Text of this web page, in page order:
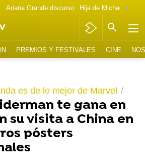
Ariana Grande discurso
PREMIOS Y FESTIVALES CINE
es de lo mejor de Marvel
te gana en
su visita a China en
pósters